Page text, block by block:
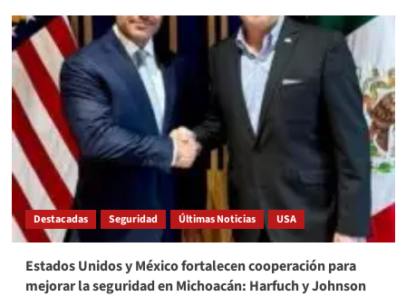
Destacadas Seguridad Últimas Noticias USA
Estados Unidos y México fortalecen cooperación para
mejorar la seguridad en Michoacán: Harfuch y Johnson